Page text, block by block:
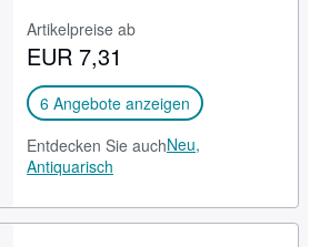
Artikelpreise ab
EUR 7,31
6 Angebote anzeigen
Entdecken Sie auchNeu,
Antiquarisch